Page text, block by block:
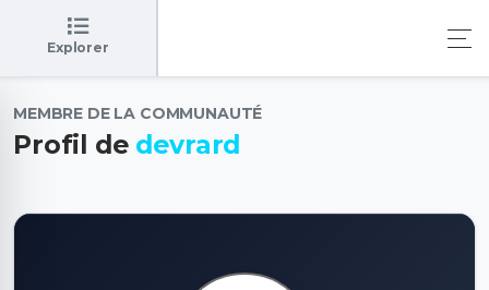
Explorer
MEMBRE DE LA COMMUNAUTÉ
Profil de devrard